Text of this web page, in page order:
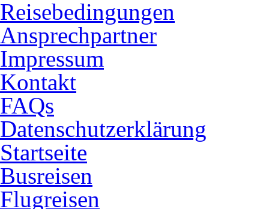
Reisebedingungen
Ansprechpartner
Impressum
Kontakt
FAQs
Datenschutzerklärung
Startseite
Busreisen
Flugreisen